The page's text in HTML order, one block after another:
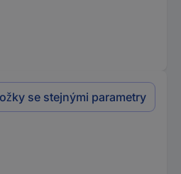
se stejnými parametry